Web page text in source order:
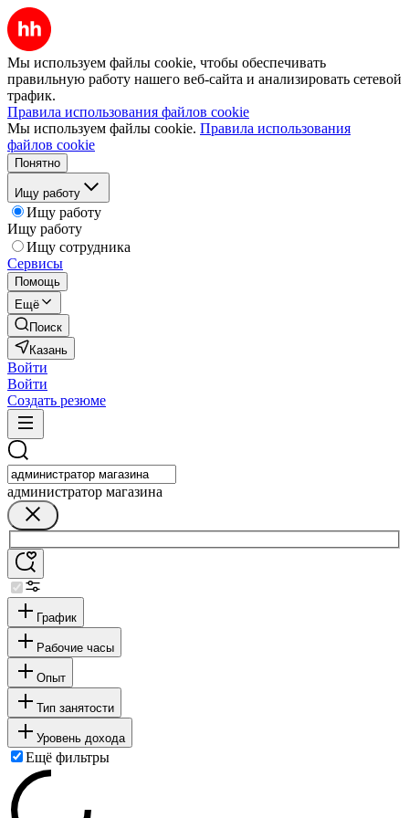
Мы используем файлы cookie, чтобы обеспечивать
правильную работу нашего веб-сайта и анализировать сетевой
трафик.
Правила использования файлов cookie
Мы используем файлы cookie. Правила использования
файлов cookie
Понятно
Ищу работу
Ищу работу
Ищу работу
Ищу сотрудника
Сервисы
Помощь
Ещё
Поиск
Казань
Войти
Войти
Создать резюме
администратор магазина
График
Рабочие часы
Опыт
Тип занятости
Уровень дохода
Ещё фильтры